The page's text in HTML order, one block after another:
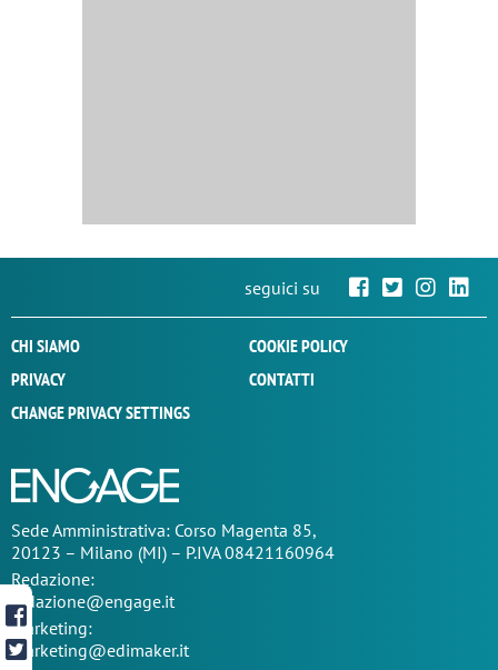
seguici su
CHI SIAMO
COOKIE POLICY
PRIVACY
CONTATTI
CHANGE PRIVACY SETTINGS
SedeAmministrativa: Corso Magenta 85,
20123 – Milano (MI) – P.IVA 08421160964
Redazione:
redazione@engage.it
Marketing:
marketing@edimaker.it